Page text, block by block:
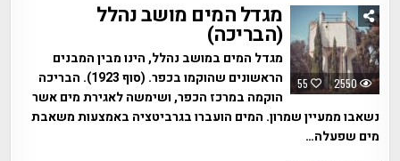
55 2550
מגדל המים מושב נהלל
(הבריכה)
מגדל המים במושב נהלל, הינו מבין המבנים
הראשונים שהוקמו בכפר. (סוף 1923). הבריכה
הוקמה במרכז הכפר, ושימשה לאגירת מים אשר
נשאבו ממעיין שמרון. המים הועברו בגרביטציה באמצעות משאבת
מים שפעלה…